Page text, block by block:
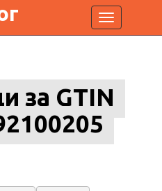
Toggle
navigation
за GTIN